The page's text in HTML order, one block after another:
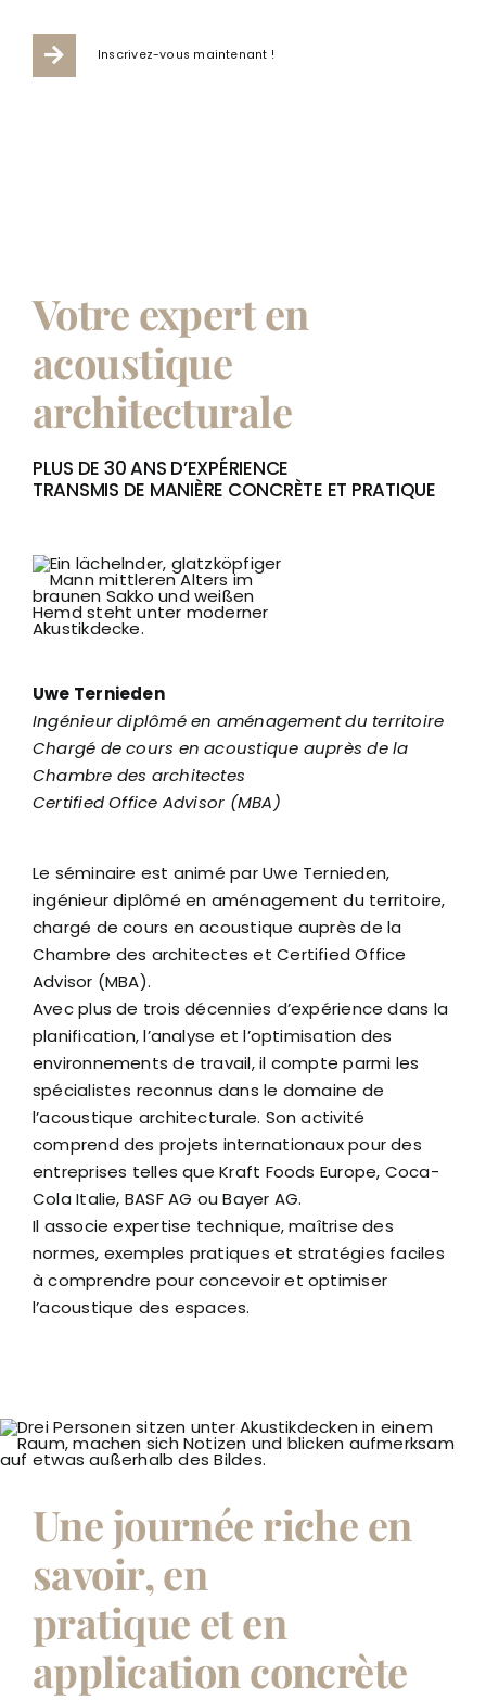
Inscrivez-vous maintenant !
Votre expert en
acoustique
architecturale
PLUS DE 30 ANS D’EXPÉRIENCE
TRANSMIS DE MANIÈRE CONCRÈTE ET PRATIQUE
Uwe Ternieden
Ingénieur diplômé en aménagement du territoire
Chargé de cours en acoustique auprès de la
Chambre des architectes
Certified Office Advisor (MBA)
Le séminaire est animé par Uwe Ternieden,
ingénieur diplômé en aménagement du territoire,
chargé de cours en acoustique auprès de la
Chambre des architectes et Certified Office
Advisor (MBA).
Avec plus de trois décennies d’expérience dans la
planification, l’analyse et l’optimisation des
environnements de travail, il compte parmi les
spécialistes reconnus dans le domaine de
l’acoustique architecturale. Son activité
comprend des projets internationaux pour des
entreprises telles que Kraft Foods Europe, Coca-
Cola Italie, BASF AG ou Bayer AG.
Il associe expertise technique, maîtrise des
normes, exemples pratiques et stratégies faciles
à comprendre pour concevoir et optimiser
l’acoustique des espaces.
Une journée riche en
savoir, en
pratique et en
application concrète